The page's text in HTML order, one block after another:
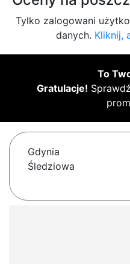
Tylko zalogowani
danych. Kliknij,
To
Gratulacje!
Gdynia
Śledziowa